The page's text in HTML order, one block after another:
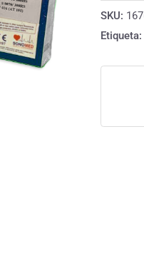
SKU:
Etiqueta: